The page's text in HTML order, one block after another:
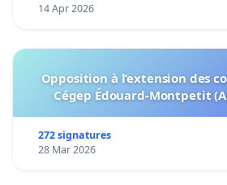
14 Apr 2026
Opposition à l’extension des
Cégep Édouard-Montpetit
272 signatures
28 Mar 2026